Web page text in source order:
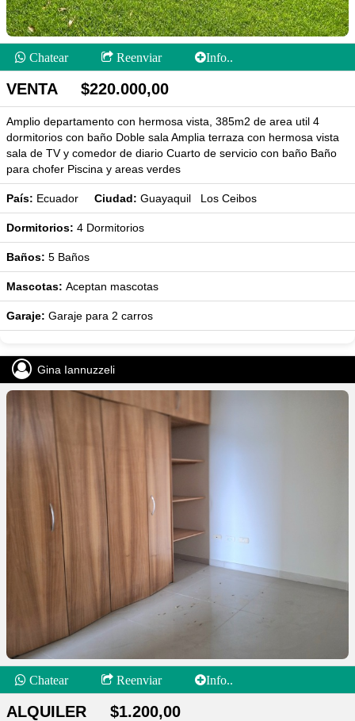
Chatear Reenviar Info..
VENTA $220.000,00
Amplio departamento con hermosa vista, 385m2 de area util 4
dormitorios con baño Doble sala Amplia terraza con hermosa vista
sala de TV y comedor de diario Cuarto de servicio con baño Baño
para chofer Piscina y areas verdes
País: Ecuador Ciudad: Guayaquil Los Ceibos
Dormitorios: 4 Dormitorios
Baños: 5 Baños
Mascotas: Aceptan mascotas
Garaje: Garaje para 2 carros
Gina Iannuzzeli
Chatear Reenviar Info..
ALQUILER $1.200,00